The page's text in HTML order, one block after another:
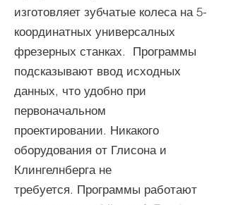
изготовляет зубчатые колеса на 5-
координатных универсалных
фрезерных станках. Программы
подсказывают ввод исходных
данных, что удобно при
первоначальном
проектировании. Никакого
оборудования от Глисона и
Клингелнберга не
требуется. Программы работают